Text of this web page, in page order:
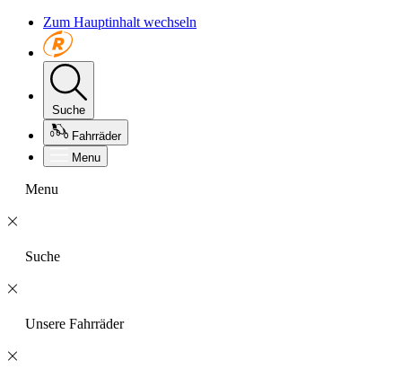
Zum Hauptinhalt wechseln
Suche
Fahrräder
Menu
Menu
Suche
Unsere Fahrräder